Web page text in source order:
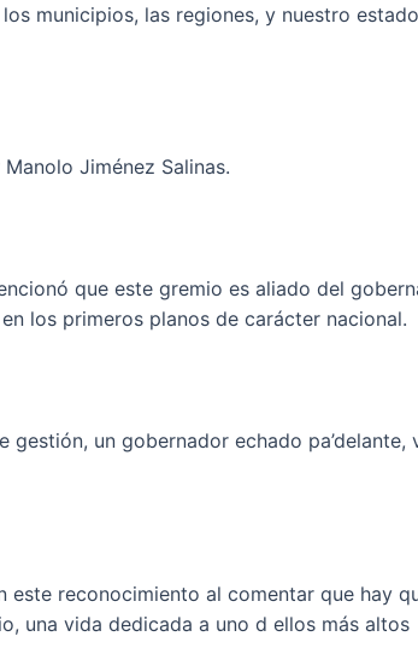
municipios, las regiones, y nuestro
Jiménez Salinas.
que este gremio es aliado del
los primeros planos de carácter nacional.
un gobernador echado pa’delante,
este reconocimiento al comentar que hay
una vida dedicada a uno d ellos más altos